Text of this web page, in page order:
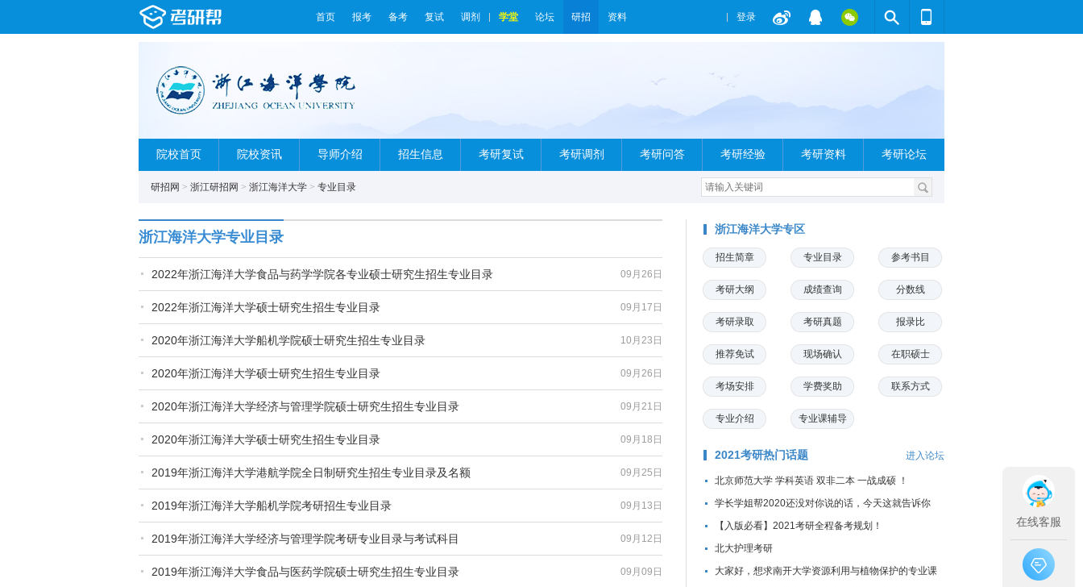
首页 报考 备考 复试 调剂 学堂 论坛 研招 资料 登录
院校首页 院校资讯 导师介绍 招生信息 考研复试 考研调剂 考研问答 考研经验 考研资料 考研论坛
研招网 > 浙江研招网 > 浙江海洋大学 > 专业目录
浙江海洋大学专业目录
09月26日
2022年浙江海洋大学食品与药学学院各专业硕士研究生招生专业目录
09月17日
2022年浙江海洋大学硕士研究生招生专业目录
10月23日
2020年浙江海洋大学船机学院硕士研究生招生专业目录
09月26日
2020年浙江海洋大学硕士研究生招生专业目录
09月21日
2020年浙江海洋大学经济与管理学院硕士研究生招生专业目录
09月18日
2020年浙江海洋大学硕士研究生招生专业目录
09月25日
2019年浙江海洋大学港航学院全日制研究生招生专业目录及名额
09月13日
2019年浙江海洋大学船机学院考研招生专业目录
09月12日
2019年浙江海洋大学经济与管理学院考研专业目录与考试科目
09月09日
2019年浙江海洋大学食品与医药学院硕士研究生招生专业目录
浙江海洋大学专区
招生简章 专业目录 参考书目
考研大纲 成绩查询 分数线
考研录取 考研真题 报录比
推荐免试 现场确认 在职硕士
考场安排 学费奖助 联系方式
专业介绍 专业课辅导
2021考研热门话题 进入论坛
北京师范大学 学科英语 双非二本 一战成硕 ！
学长学姐帮2020还没对你说的话，今天这就告诉你
【入版必看】2021考研全程备考规划！
北大护理考研
大家好，想求南开大学资源利用与植物保护的专业课
在线客服